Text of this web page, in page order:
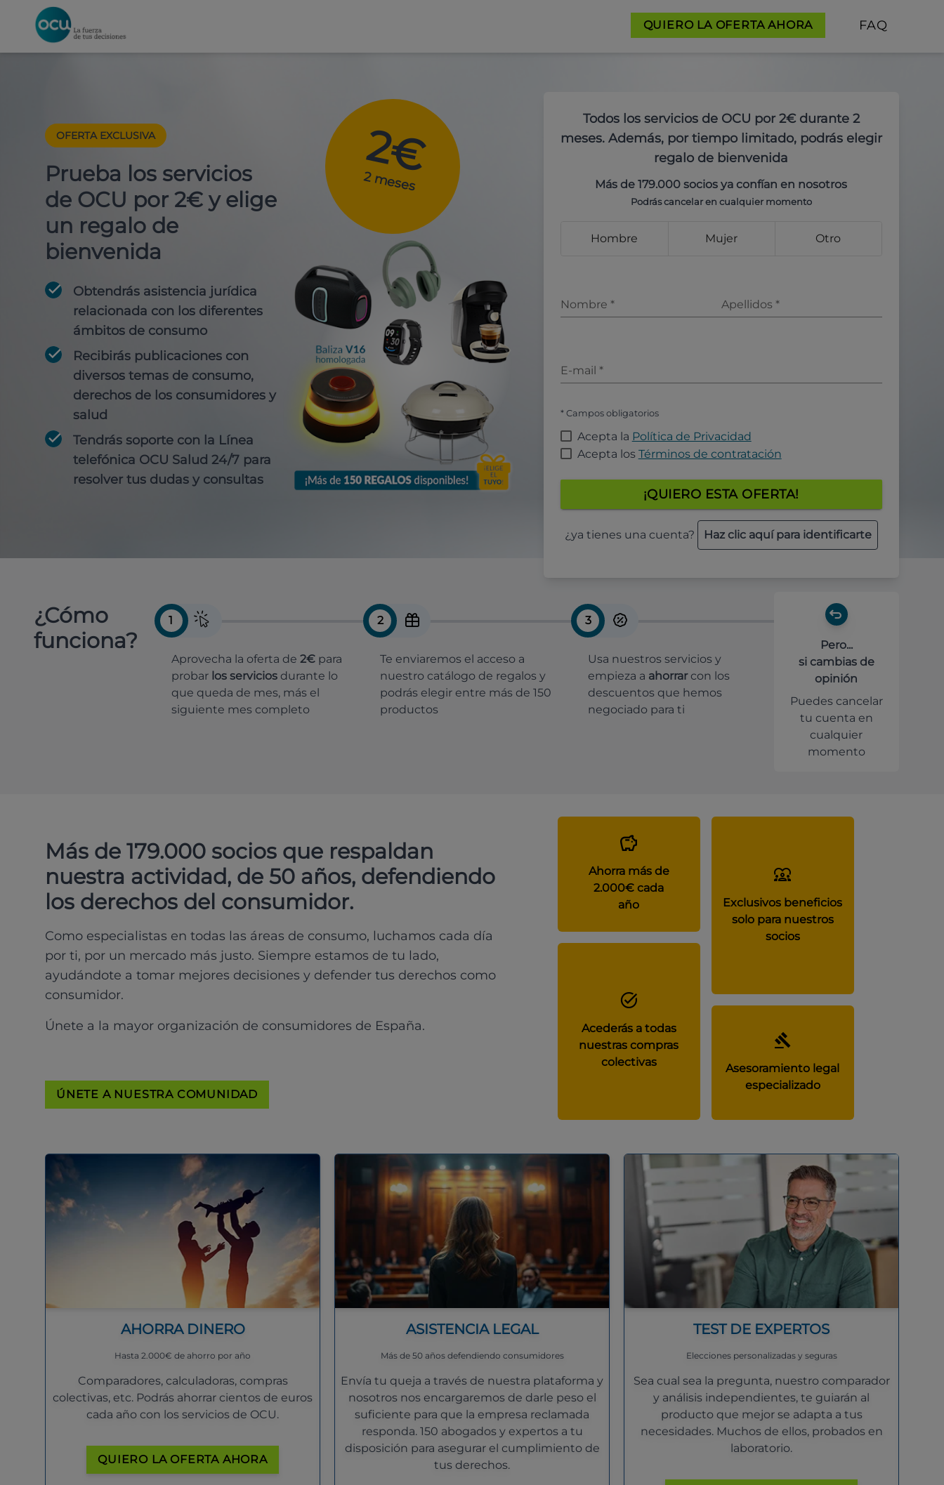
QUIERO LA OFERTA AHORA FAQ
OFERTA EXCLUSIVA
Prueba los servicios
de OCU por 2€ y elige
un regalo de
bienvenida
Obtendrás asistencia jurídica
relacionada con los diferentes
ámbitos de consumo
Recibirás publicaciones con
diversos temas de consumo,
derechos de los consumidores y
salud
Tendrás soporte con la Línea
telefónica OCU Salud 24/7 para
resolver tus dudas y consultas
2€
2 meses
Todos los servicios de OCU por 2€ durante 2
meses. Además, por tiempo limitado, podrás elegir
regalo de bienvenida
Más de 179.000 socios ya confían en nosotros
Podrás cancelar en cualquier momento
Hombre Mujer Otro
Nombre * Apellidos *
E-mail *
* Campos obligatorios
Acepta la Política de Privacidad
Acepta los Términos de contratación
¡QUIERO ESTA OFERTA!
¿ya tienes una cuenta? Haz clic aquí para identificarte
¿Cómo
funciona?
1
Aprovecha la oferta de 2€ para
probar los servicios durante lo
que queda de mes, más el
siguiente mes completo
2
Te enviaremos el acceso a
nuestro catálogo de regalos y
podrás elegir entre más de 150
productos
3
Usa nuestros servicios y
empieza a ahorrar con los
descuentos que hemos
negociado para ti
Pero...
si cambias de
opinión
Puedes cancelar
tu cuenta en
cualquier
momento
Más de 179.000 socios que respaldan
nuestra actividad, de 50 años, defendiendo
los derechos del consumidor.
Como especialistas en todas las áreas de consumo, luchamos cada día
por ti, por un mercado más justo. Siempre estamos de tu lado,
ayudándote a tomar mejores decisiones y defender tus derechos como
consumidor.
Únete a la mayor organización de consumidores de España.
ÚNETE A NUESTRA COMUNIDAD
Ahorra más de
2.000€ cada
año
Exclusivos beneficios
solo para nuestros
socios
Acederás a todas
nuestras compras
colectivas
Asesoramiento legal
especializado
AHORRA DINERO
Hasta 2.000€ de ahorro por año
Comparadores, calculadoras, compras
colectivas, etc. Podrás ahorrar cientos de euros
cada año con los servicios de OCU.
QUIERO LA OFERTA AHORA
ASISTENCIA LEGAL
Más de 50 años defendiendo consumidores
Envía tu queja a través de nuestra plataforma y
nosotros nos encargaremos de darle peso el
suficiente para que la empresa reclamada
responda. 150 abogados y expertos a tu
disposición para asegurar el cumplimiento de
tus derechos.
TEST DE EXPERTOS
Elecciones personalizadas y seguras
Sea cual sea la pregunta, nuestro comparador
y análisis independientes, te guiarán al
producto que mejor se adapta a tus
necesidades. Muchos de ellos, probados en
laboratorio.